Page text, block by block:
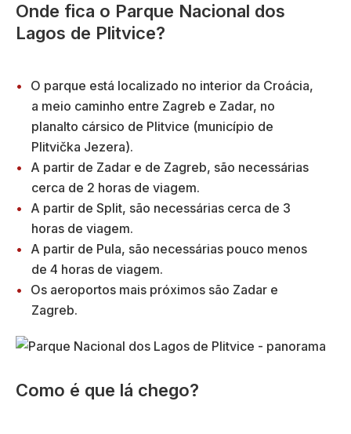
Onde fica o Parque Nacional dos
Lagos de Plitvice?
O parque está localizado no interior da Croácia,
a meio caminho entre Zagreb e Zadar, no
planalto cársico de Plitvice (município de
Plitvička Jezera).
A partir de Zadar e de Zagreb, são necessárias
cerca de 2 horas de viagem.
A partir de Split, são necessárias cerca de 3
horas de viagem.
A partir de Pula, são necessárias pouco menos
de 4 horas de viagem.
Os aeroportos mais próximos são Zadar e
Zagreb.
Como é que lá chego?